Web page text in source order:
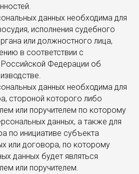
данных необходима для
исполнения судебного
или должностного лица,
в соответствии с
Федерации об
данных необходима для
стороной которого либо
или поручителем по которому
данных, а также для
по инициативе субъекта
или договора, по которому
данных будет являться
или поручителем.